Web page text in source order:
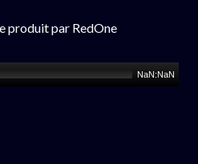
produit par RedOne
NaN:NaN